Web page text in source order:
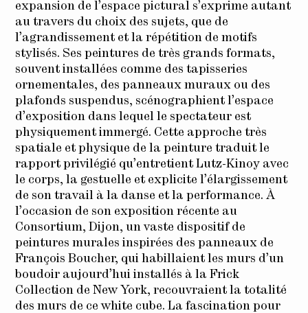
expansion de l’espace pictural s’exprime autant
au travers du choix des sujets, que de
l’agrandissement et la répétition de motifs
stylisés. Ses peintures de très grands formats,
souvent installées comme des tapisseries
ornementales, des panneaux muraux ou des
plafonds suspendus, scénographient l’espace
d’exposition dans lequel le spectateur est
physiquement immergé. Cette approche très
spatiale et physique de la peinture traduit le
rapport privilégié qu’entretient Lutz-Kinoy avec
le corps, la gestuelle et explicite l’élargissement
de son travail à la danse et la performance. À
l’occasion de son exposition récente au
Consortium, Dijon, un vaste dispositif de
peintures murales inspirées des panneaux de
François Boucher, qui habillaient les murs d’un
boudoir aujourd’hui installés à la Frick
Collection de New York, recouvraient la totalité
des murs de ce white cube. La fascination pour